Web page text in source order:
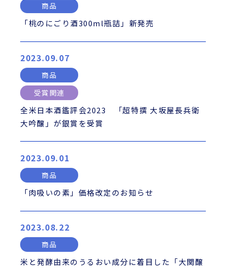
商品
「桃のにごり酒300ml瓶詰」新発売
2023.09.07
商品
受賞関連
全米日本酒鑑評会2023 「超特撰 大坂屋長兵衛
大吟醸」が銀賞を受賞
2023.09.01
商品
「肉吸いの素」価格改定のお知らせ
2023.08.22
商品
米と発酵由来のうるおい成分に着目した「大関醸